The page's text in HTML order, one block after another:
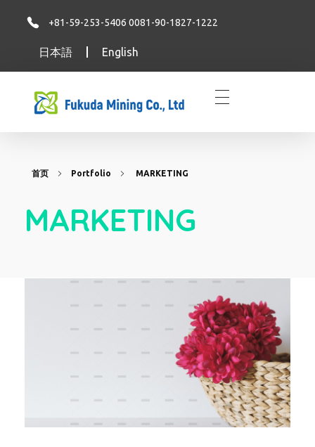
+81-59-253-5406 0081-90-1827-1222
日本語 English
首页 Portfolio MARKETING
MARKETING